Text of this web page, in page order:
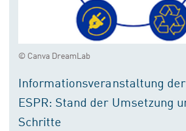
© Canva DreamLab
Informationsveranstaltung
ESPR: Stand der Umsetzung
Schritte